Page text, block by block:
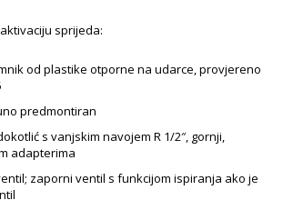
sprijeda:
od plastike otporne na udarce, provjereno
predmontiran
s vanjskim navojem R 1/2″, gornji,
adapterima
zaporni ventil s funkcijom ispiranja ako je